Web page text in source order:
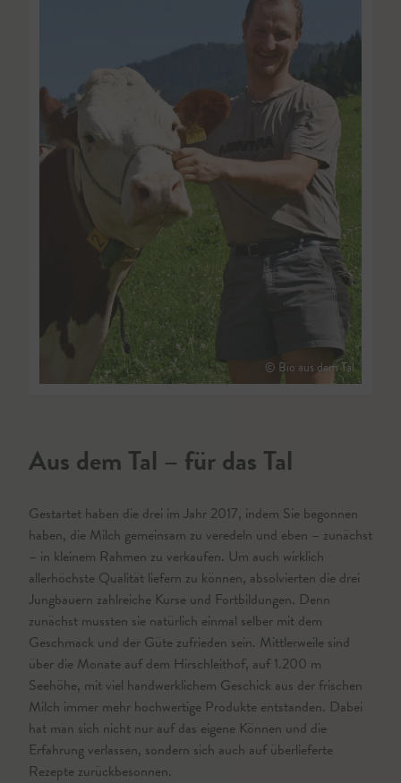
© Bio aus dem Tal
Aus dem Tal – für das Tal
Gestartet haben die drei im Jahr 2017, indem Sie begonnen
haben, die Milch gemeinsam zu veredeln und eben – zunächst
– in kleinem Rahmen zu verkaufen. Um auch wirklich
allerhöchste Qualität liefern zu können, absolvierten die drei
Jungbauern zahlreiche Kurse und Fortbildungen. Denn
zunächst mussten sie natürlich einmal selber mit dem
Geschmack und der Güte zufrieden sein. Mittlerweile sind
über die Monate auf dem Hirschleithof, auf 1.200 m
Seehöhe, mit viel handwerklichem Geschick aus der frischen
Milch immer mehr hochwertige Produkte entstanden. Dabei
hat man sich nicht nur auf das eigene Können und die
Erfahrung verlassen, sondern sich auch auf überlieferte
Rezepte zurückbesonnen.